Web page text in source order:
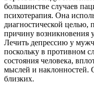
большинстве случаев
психотерапия. Она
диагностической целью,
причину возникновения
Лечить депрессию у
поскольку в противном
состояния человека,
мыслей и наклонностей.
близких.